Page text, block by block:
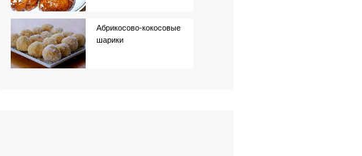
Абрикосово-кокосовые
шарики